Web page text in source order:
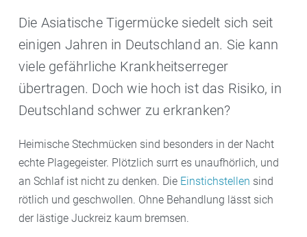
Die Asiatische Tigermücke siedelt sich seit
einigen Jahren in Deutschland an. Sie kann
viele gefährliche Krankheitserreger
übertragen. Doch wie hoch ist das Risiko, in
Deutschland schwer zu erkranken?
Heimische Stechmücken sind besonders in der Nacht
echte Plagegeister. Plötzlich surrt es unaufhörlich, und
an Schlaf ist nicht zu denken. Die Einstichstellen sind
rötlich und geschwollen. Ohne Behandlung lässt sich
der lästige Juckreiz kaum bremsen.